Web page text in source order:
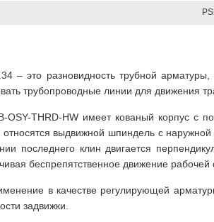
– это разновидность трубной
трубопроводные линии для движения
OSY-THRD-HW имеет кованый корпус с
выдвижной шпиндель с
последнего клин двигается
беспрепятственное движение рабочей
в качестве регулирующей
задвижки.